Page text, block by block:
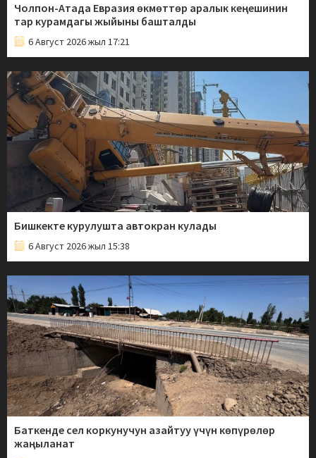
Чолпон-Атада Евразия өкмөттөр аралык кеңешинин
тар курамдагы жыйыны башталды
6 Август 2026 жыл 17:21
Бишкекте курулушта автокран кулады
6 Август 2026 жыл 15:38
Баткенде сел коркунучун азайтуу үчүн көпүрөлөр
жаңыланат